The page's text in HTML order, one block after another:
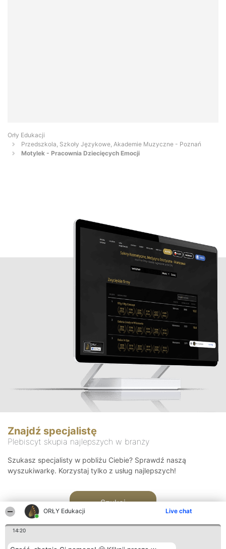
ORŁY Edukacji Live chat
14:20
Orły Edukacji
Przedszkola, Szkoły Językowe, Akademie Muzyczne - Poznań
Motylek - Pracownia Dziecięcych Emocji
Znajdź specjalistę
Plebiscyt skupia najlepszych w branży
Szukasz specjalisty w pobliżu Ciebie? Sprawdź naszą
wyszukiwarkę. Korzystaj tylko z usług najlepszych!
Szukaj